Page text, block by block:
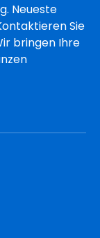
Neueste
Sie
bringen Ihre